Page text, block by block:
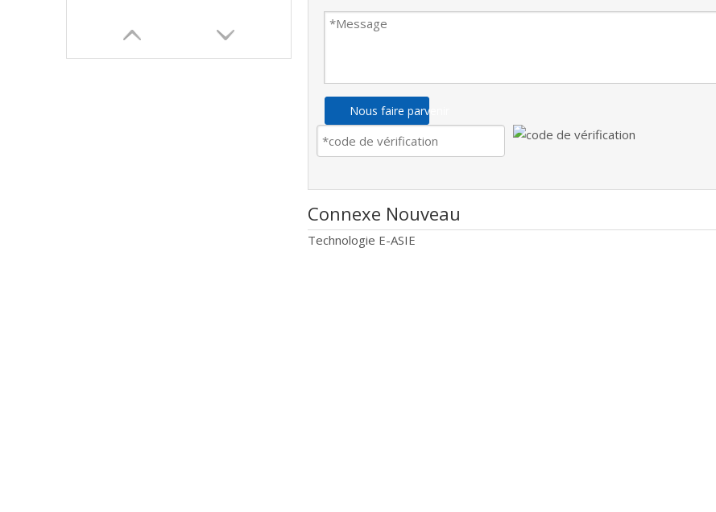
Nous faire parvenir
Connexe Nouveau
Technologie E-ASIE